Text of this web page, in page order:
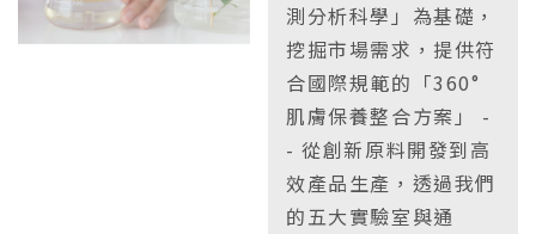
測分析科學」為基礎，
挖掘市場需求，提供符
合國際規範的「360°
肌膚保養整合方案」 -
- 從創新原料開發到高
效產品生產，透過我們
的五大實驗室與通